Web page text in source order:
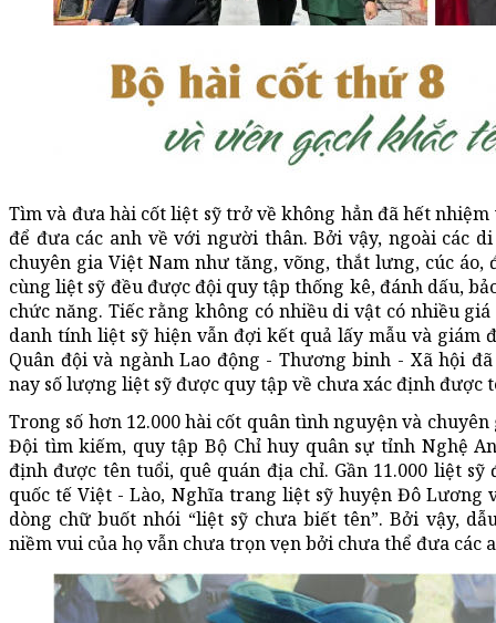
Tìm và đưa hài cốt liệt sỹ trở về không hẳn đã hết
để đưa các anh về với người thân. Bởi vậy, ngoài các
chuyên gia Việt Nam như tăng, võng, thắt lưng, cúc áo,
cùng liệt sỹ đều được đội quy tập thống kê, đánh dấu,
chức năng. Tiếc rằng không có nhiều di vật có nhiều
danh tính liệt sỹ hiện vẫn đợi kết quả lấy mẫu và giám
Quân đội và ngành Lao động - Thương binh - Xã hội
nay số lượng liệt sỹ được quy tập về chưa xác định được
Trong số hơn 12.000 hài cốt quân tình nguyện và
Đội tìm kiếm, quy tập Bộ Chỉ huy quân sự tỉnh Nghệ
định được tên tuổi, quê quán địa chỉ. Gần 11.000 liệt
quốc tế Việt - Lào, Nghĩa trang liệt sỹ huyện Đô
dòng chữ buốt nhói “liệt sỹ chưa biết tên”. Bởi vậy,
niềm vui của họ vẫn chưa trọn vẹn bởi chưa thể đưa các